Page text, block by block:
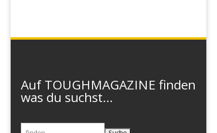
Auf TOUGHMAGAZINE finden
was du suchst...
Suchen